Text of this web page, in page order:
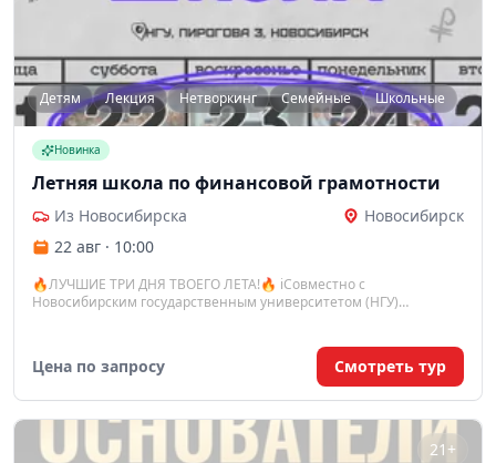
Детям Лекция Нетворкинг Семейные Школьные
Новинка
Летняя школа по финансовой грамотности
Из Новосибирска
Новосибирск
22 авг · 10:00
🔥ЛУЧШИЕ ТРИ ДНЯ ТВОЕГО ЛЕТА!🔥 ℹ️Совместно с
Новосибирским государственным университетом (НГУ)
Цена по запросу Смотреть тур
21+